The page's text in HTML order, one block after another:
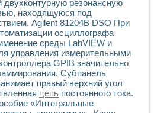
алгоритмы частотного анализа
учебного центра «Технологии
в магистерской программе «Прикладная
двигателей постоянного тока
стенд формирования
практикум по курсу ИИС на базе
институты
резонансную
находящуюся под
Agilent 81204В DSO При
осциллографа
среды LabVIEW и
управления измерительными
GPIB значительно
Субпанель
правый верхний угол
цепь постоянного тока.
«Интегральные